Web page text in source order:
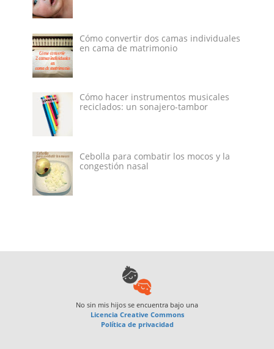
Cómo convertir dos camas individuales
en cama de matrimonio
Cómo hacer instrumentos musicales
reciclados: un sonajero-tambor
Cebolla para combatir los mocos y la
congestión nasal
No sin mis hijos se encuentra bajo una
Licencia Creative Commons
Política de privacidad